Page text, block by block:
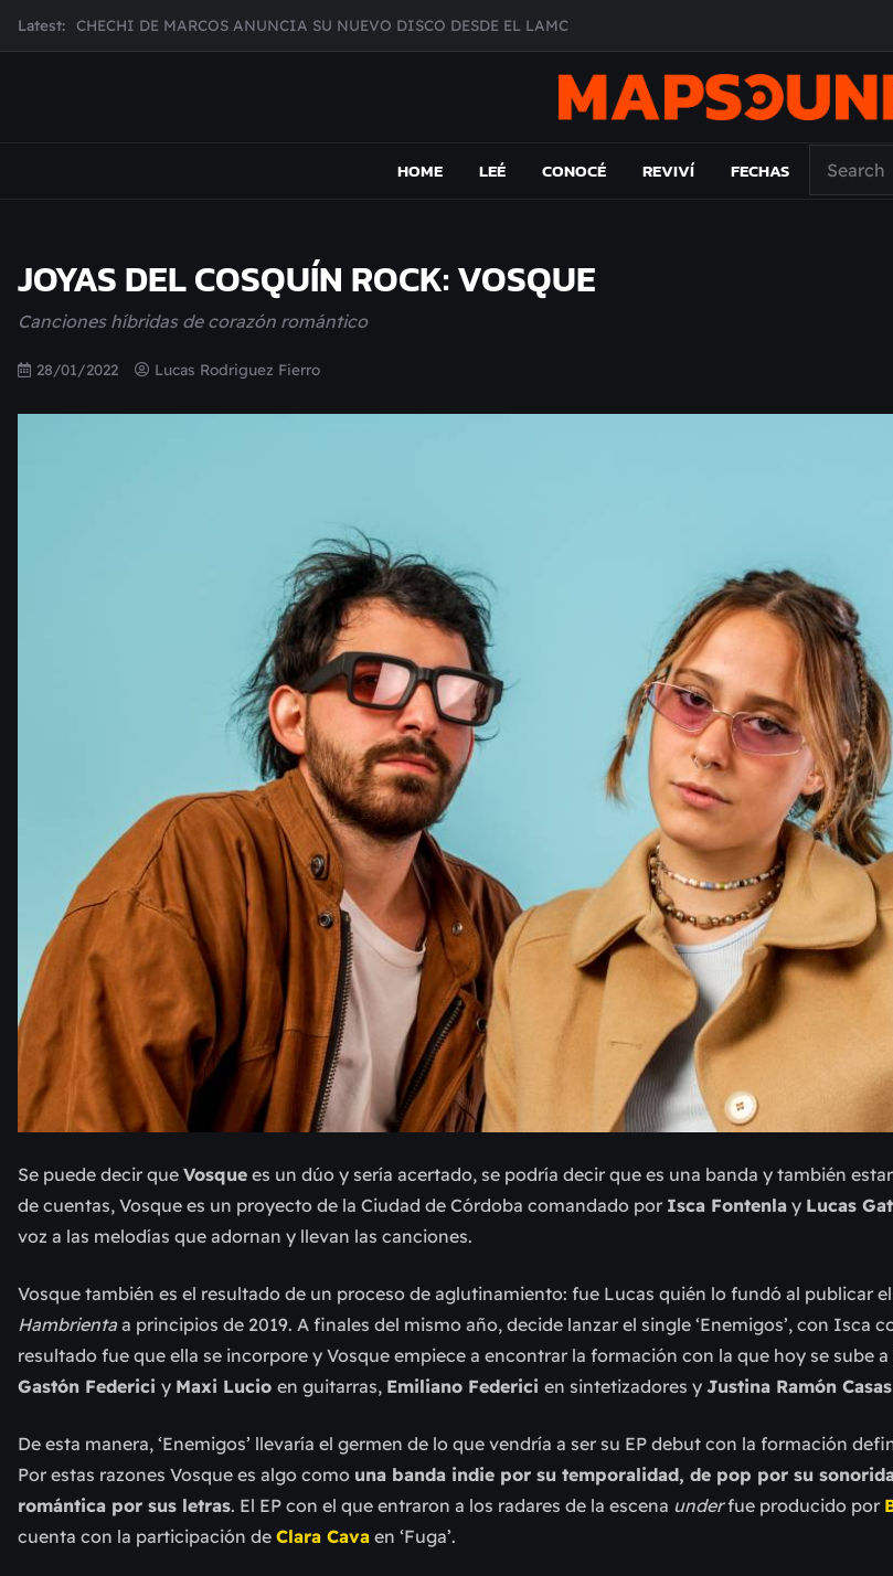
Latest:
HOME LEÉ CONOCÉ REVIVÍ FECHAS
JOYAS DEL COSQUÍN ROCK: VOSQUE
Canciones híbridas de corazón romántico
28/01/2022 Lucas Rodriguez Fierro
Se puede decir que Vosque es un dúo y sería acertado, se podría decir que es una banda y también
de cuentas, Vosque es un proyecto de la Ciudad de Córdoba comandado por Isca Fontenla y Lucas
voz a las melodías que adornan y llevan las canciones.
Vosque también es el resultado de un proceso de aglutinamiento: fue Lucas quién lo fundó al publicar
Hambrienta a principios de 2019. A finales del mismo año, decide lanzar el single ‘Enemigos’, con Isca
resultado fue que ella se incorpore y Vosque empiece a encontrar la formación con la que hoy se sube
Gastón Federici y Maxi Lucio en guitarras, Emiliano Federici en sintetizadores y Justina Ramón Casas
De esta manera, ‘Enemigos’ llevaría el germen de lo que vendría a ser su EP debut con la formación
Por estas razones Vosque es algo como una banda indie por su temporalidad, de pop por su
romántica por sus letras. El EP con el que entraron a los radares de la escena underfue producido por
cuenta con la participación de Clara Cava en ‘Fuga’.